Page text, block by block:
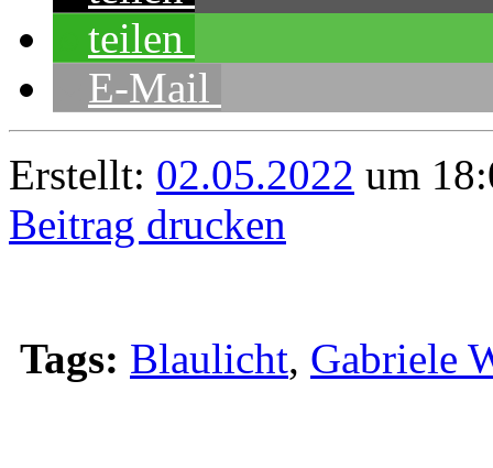
teilen
E-Mail
Erstellt: 02.05.2022 um
Beitrag drucken
Tags: Blaulicht, Gabriele